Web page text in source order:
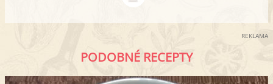
REKLAMA
PODOBNÉ RECEPTY